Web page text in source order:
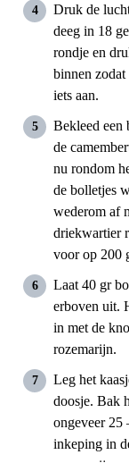
Druk de
deeg in 18
rondje en
binnen
iets aan.
Bekleed een
de
nu rondom
de bolletjes
wederom af
driekwartier
voor op 200
Laat 40 gr
erboven uit.
in met de
rozemarijn.
Leg het
doosje. Bak
ongeveer 25
inkeping in